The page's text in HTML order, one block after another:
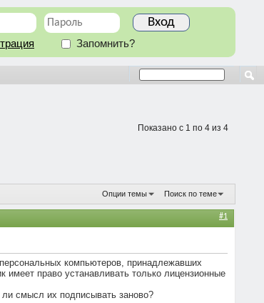
Запомнить?
Показано с 1 по 4 из 4
Опции темы Поиск по теме
#1
компьютеров, принадлежавших
право устанавливать только лицензионные
смысл их подписывать заново?